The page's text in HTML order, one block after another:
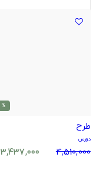
% 24
طرح
دورس
4,510,000
3,437,000